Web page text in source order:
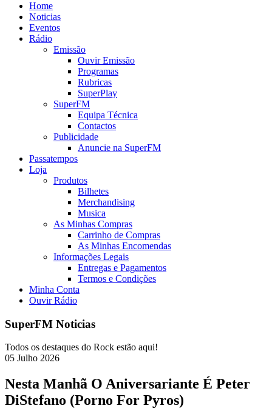
Home
Noticias
Eventos
Rádio
Emissão
Ouvir Emissão
Programas
Rubricas
SuperPlay
SuperFM
Equipa Técnica
Contactos
Publicidade
Anuncie na SuperFM
Passatempos
Loja
Produtos
Bilhetes
Merchandising
Musica
As Minhas Compras
Carrinho de Compras
As Minhas Encomendas
Informações Legais
Entregas e Pagamentos
Termos e Condições
Minha Conta
Ouvir Rádio
SuperFM Noticias
Todos os destaques do Rock estão aqui!
05 Julho 2026
Nesta Manhã O Aniversariante É Peter
DiStefano (Porno For Pyros)